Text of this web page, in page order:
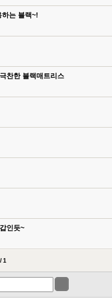
는 블랙~!
찬한 블랙매트리스
인듯~
1